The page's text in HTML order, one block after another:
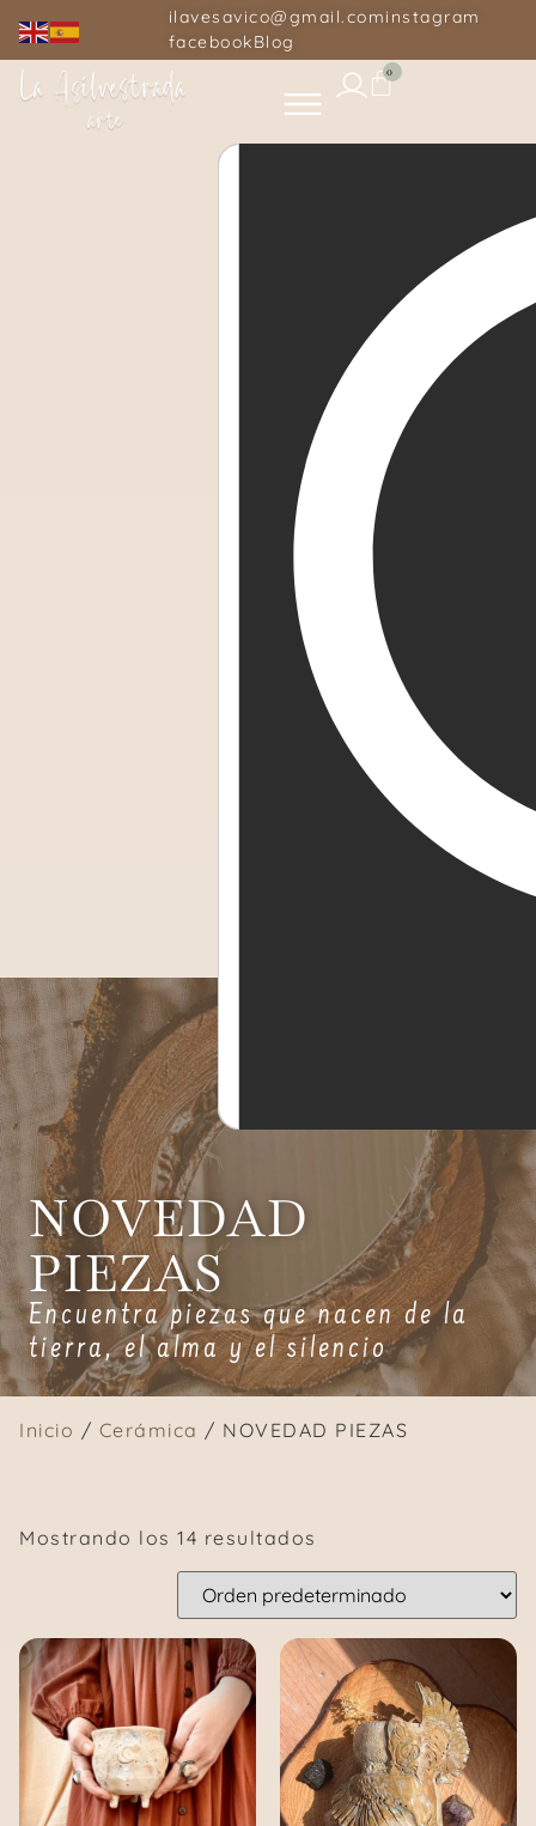
ilavesavico@gmail.cominstagram
facebookBlog
0
NOVEDAD
PIEZAS
Encuentra piezas que nacen de la
tierra, el alma y el silencio
Inicio / Cerámica / NOVEDAD PIEZAS
Mostrando los 14 resultados